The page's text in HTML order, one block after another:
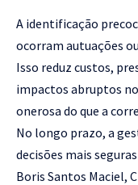
A identificação
ocorram autuações
Isso reduz custos,
impactos abruptos
onerosa do que a
No longo prazo, a
decisões mais
Boris Santos Maciel,